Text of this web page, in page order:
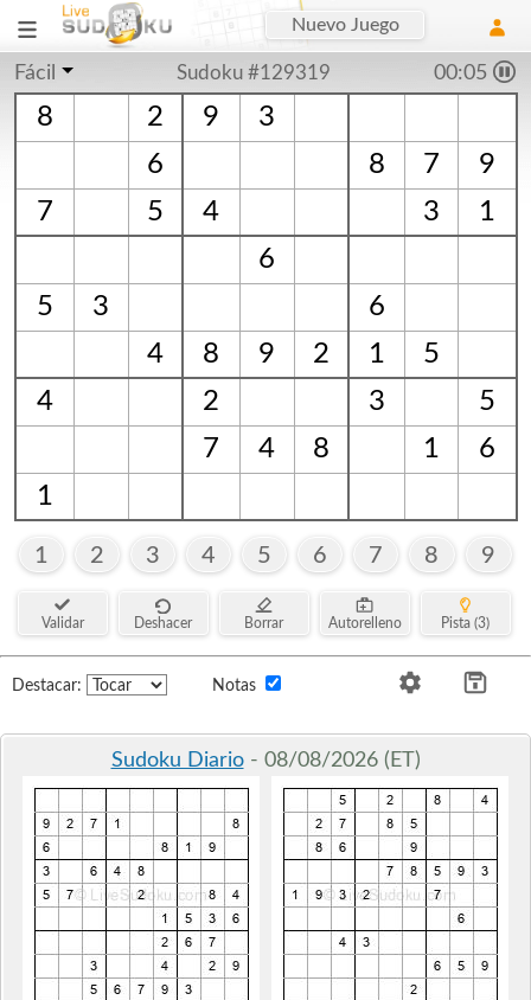
Nuevo Juego
Fácil Sudoku #129319 00:06
8 2 9
3
6
8 7
9
7
5 4 3
1
6
5
3
6
4
8 9 2 1
5
4
2 3
5
7
4 8 1
6
1
1 2 3 4 5 6 7 8 9
Validar Deshacer Borrar Autorelleno Pista (3)
Destacar: Notas
Sudoku Diario- 08/08/2026 (ET)